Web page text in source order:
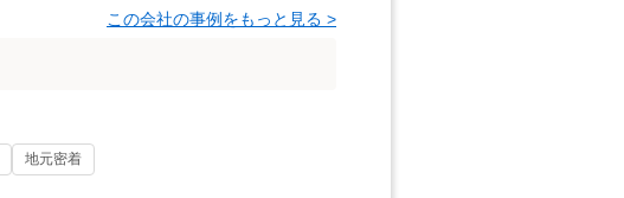
この会社の事例をもっと見る >
地元密着